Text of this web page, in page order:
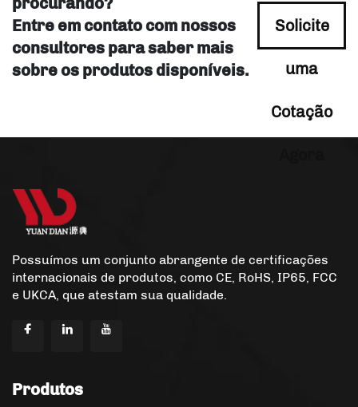
Entre em contato com nossos
consultores para saber mais
sobre os produtos disponíveis.
Solicite
uma
Cotação
Possuímos um conjunto abrangente de certificações
internacionais de produtos, como CE, RoHS, IP65, FCC
e UKCA, que atestam sua qualidade.
Produtos